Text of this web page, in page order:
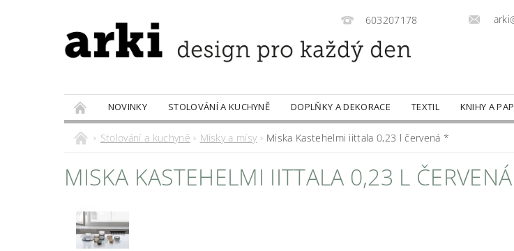
603207178
NOVINKY STOLOVÁNÍ A KUCHYNĚ DOPLŇKY A DEKORACE TEXTIL KNIHY A
PRODÁVANÉ ZNAČKY
DOBROTY
Stolování a kuchyně Misky a mísy Miska Kastehelmi iittala 0,23 l červená *
MISKA KASTEHELMI IITTALA 0,23 L